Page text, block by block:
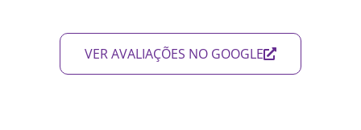
VER AVALIAÇÕES NO GOOGLE